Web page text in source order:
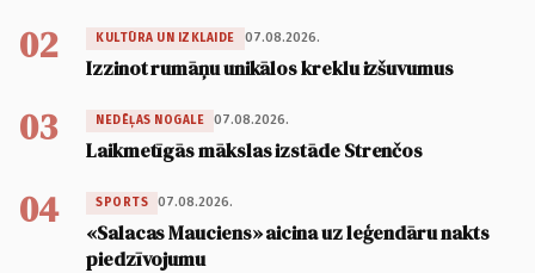
02 KULTŪRA UN IZKLAIDE 07.08.2026.
Izzinot rumāņu unikālos kreklu izšuvumus
03 NEDĒĻAS NOGALE 07.08.2026.
Laikmetīgās mākslas izstāde Strenčos
04 SPORTS 07.08.2026.
«Salacas Mauciens» aicina uz leģendāru nakts
piedzīvojumu